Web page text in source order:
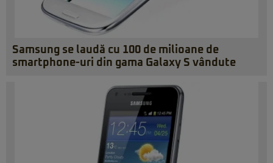
Samsung se laudă cu 100 de milioane de
smartphone-uri din gama Galaxy S vândute